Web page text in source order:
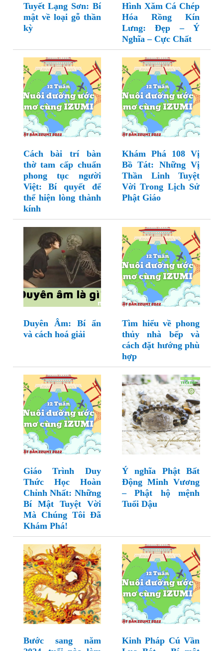
Tuyết Lạng Sơn: Bí
mật về loại gỗ thần
kỳ
Hình Xăm Cá Chép
Hóa Rồng Kín
Lưng: Đẹp – Ý
Nghĩa – Cực Chất
Cách bài trí bàn
thờ tam cấp chuẩn
phong tục người
Việt: Bí quyết để
thể hiện lòng thành
kính
Khám Phá 108 Vị
Bồ Tát: Những Vị
Thần Linh Tuyệt
Vời Trong Lịch Sử
Phật Giáo
Duyên Âm: Bí ẩn
và cách hoá giải
Tìm hiểu về phong
thủy nhà bếp và
cách đặt hướng phù
hợp
Giáo Trình Duy
Thức Học Hoàn
Chỉnh Nhất: Những
Bí Mật Tuyệt Vời
Mà Chúng Tôi Đã
Khám Phá!
Ý nghĩa Phật Bất
Động Minh Vương
– Phật hộ mệnh
Tuổi Dậu
Bước sang năm
Kinh Pháp Cú Vần